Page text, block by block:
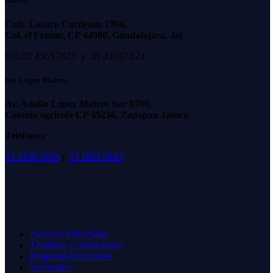
Calz. Lazaro Cardenas 1994,
Col. el Fresno, CP 44900, Guadalajara, Jal
Tel: 33 4363 7623 y 33 43637 624
Suc López Mateos
Av. Adolfo López Mateos Sur 6700,
Colonia agrícola CP 45236, Zapopan Jalisco
Teléfonos:
33 3188 5338 y 33 1955 0823
Aviso de Privacidad
Términos y condiciones
Preguntas Frecuentes
Sucursales